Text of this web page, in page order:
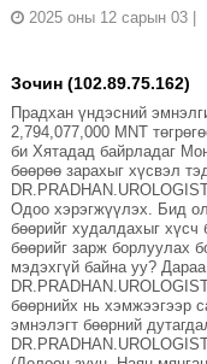
2025 оны 12 сарын 03
Зочин (102.89.75.162)
Прадхан үндэсний
2,794,077,000 MNT
би Хятадад байрладаг
бөөрөө зарахыг хүсвэл
Одоо хэрэгжүүлэх. Бид
бөөрийг худалдахыг
бөөрийг зарж борлуулах
мэдэхгүй байна уу?
бөөрнийх нь хэмжээгээр
эмнэлэгт бөөрний